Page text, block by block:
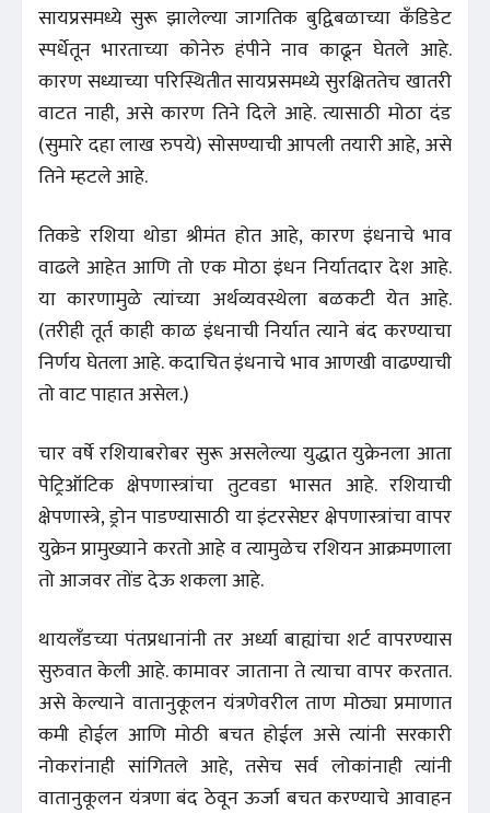
सायप्रसमध्ये सुरू झालेल्या जागतिक बुद्विबळाच्या कँडिडेट
स्पर्धेतून भारताच्या कोनेरु हंपीने नाव काढून घेतले आहे.
कारण सध्याच्या परिस्थितीत सायप्रसमध्ये सुरक्षिततेच खातरी
वाटत नाही, असे कारण तिने दिले आहे. त्यासाठी मोठा दंड
(सुमारे दहा लाख रुपये) सोसण्याची आपली तयारी आहे, असे
तिने म्हटले आहे.
तिकडे रशिया थोडा श्रीमंत होत आहे, कारण इंधनाचे भाव
वाढले आहेत आणि तो एक मोठा इंधन निर्यातदार देश आहे.
या कारणामुळे त्यांच्या अर्थव्यवस्थेला बळकटी येत आहे.
(तरीही तूर्त काही काळ इंधनाची निर्यात त्याने बंद करण्याचा
निर्णय घेतला आहे. कदाचित इंधनाचे भाव आणखी वाढण्याची
तो वाट पाहात असेल.)
चार वर्षे रशियाबरोबर सुरू असलेल्या युद्धात युक्रेनला आता
पेट्रिऑटिक क्षेपणास्त्रांचा तुटवडा भासत आहे. रशियाची
क्षेपणास्त्रे, ड्रोन पाडण्यासाठी या इंटरसेप्टर क्षेपणास्त्रांचा वापर
युक्रेन प्रामुख्याने करतो आहे व त्यामुळेच रशियन आक्रमणाला
तो आजवर तोंड देऊ शकला आहे.
थायलँडच्या पंतप्रधानांनी तर अर्ध्या बाह्यांचा शर्ट वापरण्यास
सुरुवात केली आहे. कामावर जाताना ते त्याचा वापर करतात.
असे केल्याने वातानुकूलन यंत्रणेवरील ताण मोठ्या प्रमाणात
कमी होईल आणि मोठी बचत होईल असे त्यांनी सरकारी
नोकरांनाही सांगितले आहे, तसेच सर्व लोकांनाही त्यांनी
वातानुकूलन यंत्रणा बंद ठेवून ऊर्जा बचत करण्याचे आवाहन